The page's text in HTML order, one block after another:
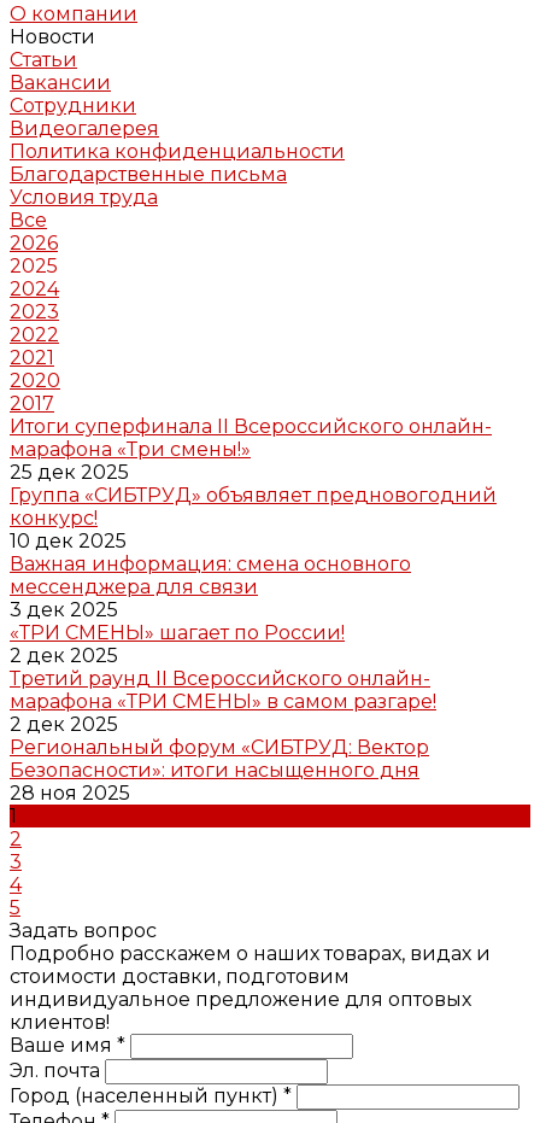
О компании
Новости
Статьи
Вакансии
Сотрудники
Видеогалерея
Политика конфиденциальности
Благодарственные письма
Условия труда
Все
2026
2025
2024
2023
2022
2021
2020
2017
Итоги суперфинала II Всероссийского онлайн-
марафона «Три смены!»
25 дек 2025
Группа «СИБТРУД» объявляет предновогодний
конкурс!
10 дек 2025
Важная информация: смена основного
мессенджера для связи
3 дек 2025
«ТРИ СМЕНЫ» шагает по России!
2 дек 2025
Третий раунд II Всероссийского онлайн-
марафона «ТРИ СМЕНЫ» в самом разгаре!
2 дек 2025
Региональный форум «СИБТРУД: Вектор
Безопасности»: итоги насыщенного дня
28 ноя 2025
1
2
3
4
5
Задать вопрос
Подробно расскажем о наших товарах, видах и
стоимости доставки, подготовим
индивидуальное предложение для оптовых
клиентов!
Ваше имя *
Эл. почта
Город (населенный пункт) *